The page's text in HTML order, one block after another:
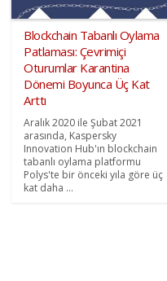
Blockchain Tabanlı Oylama
Patlaması: Çevrimiçi
Oturumlar Karantina
Dönemi Boyunca Üç Kat
Arttı
Aralık 2020 ile Şubat 2021
arasında, Kaspersky
Innovation Hub'ın blockchain
tabanlı oylama platformu
Polys'te bir önceki yıla göre üç
kat daha ...